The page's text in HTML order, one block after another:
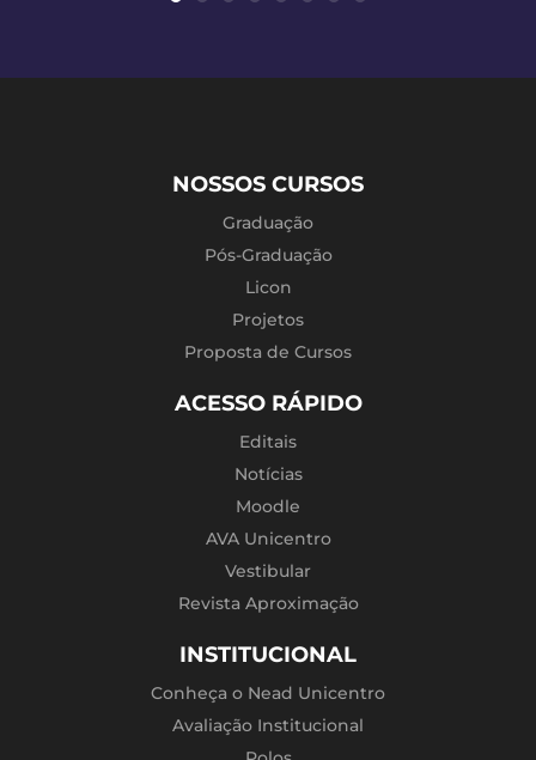
NOSSOS CURSOS
Graduação
Pós-Graduação
Licon
Projetos
Proposta de Cursos
ACESSO RÁPIDO
Editais
Notícias
Moodle
AVA Unicentro
Vestibular
Revista Aproximação
INSTITUCIONAL
Conheça o Nead Unicentro
Avaliação Institucional